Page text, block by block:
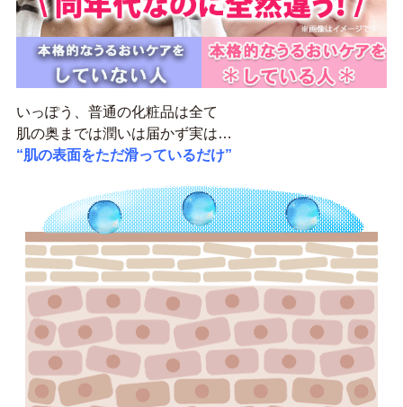
いっぽう、普通の化粧品は全て
肌の奥までは潤いは届かず実は…
“肌の表面をただ滑っているだけ”